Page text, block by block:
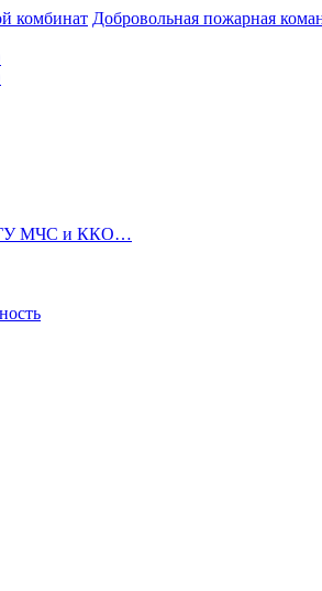
комбинат Добровольная пожарная
ГУ МЧС и ККО…